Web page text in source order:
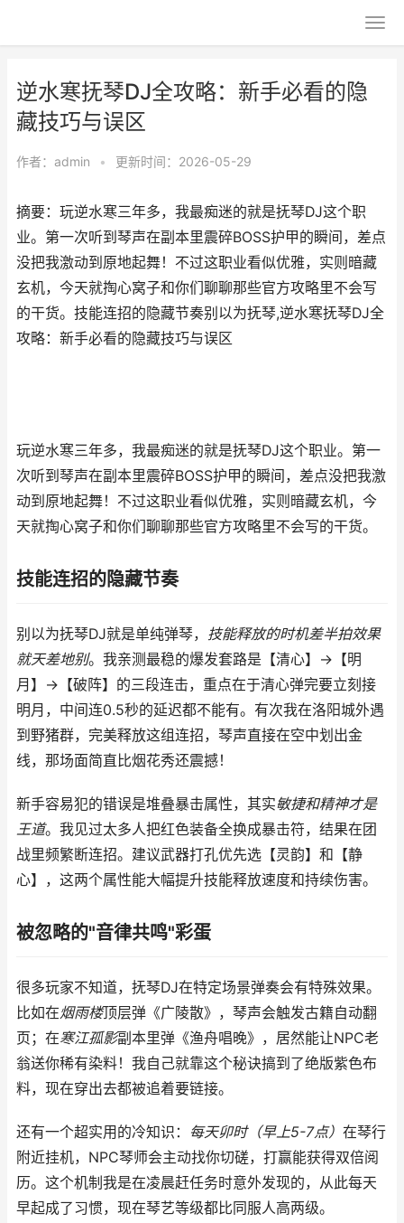
逆水寒抚琴DJ全攻略：新手必看的隐
藏技巧与误区
作者： admin • 更新时间：2026-05-29
摘要：玩逆水寒三年多，我最痴迷的就是抚琴DJ这个职
业。第一次听到琴声在副本里震碎BOSS护甲的瞬间，差点
没把我激动到原地起舞！不过这职业看似优雅，实则暗藏
玄机，今天就掏心窝子和你们聊聊那些官方攻略里不会写
的干货。技能连招的隐藏节奏别以为抚琴,逆水寒抚琴DJ全
攻略：新手必看的隐藏技巧与误区
玩逆水寒三年多，我最痴迷的就是抚琴DJ这个职业。第一
次听到琴声在副本里震碎BOSS护甲的瞬间，差点没把我激
动到原地起舞！不过这职业看似优雅，实则暗藏玄机，今
天就掏心窝子和你们聊聊那些官方攻略里不会写的干货。
技能连招的隐藏节奏
别以为抚琴DJ就是单纯弹琴， 技能释放的时机差半拍效果
就天差地别。我亲测最稳的爆发套路是【清心】→【明
月】→【破阵】的三段连击，重点在于清心弹完要立刻接
明月，中间连0.5秒的延迟都不能有。有次我在洛阳城外遇
到野猪群，完美释放这组连招，琴声直接在空中划出金
线，那场面简直比烟花秀还震撼！
新手容易犯的错误是堆叠暴击属性，其实敏捷和精神才是
王道。我见过太多人把红色装备全换成暴击符，结果在团
战里频繁断连招。建议武器打孔优先选【灵韵】和【静
心】，这两个属性能大幅提升技能释放速度和持续伤害。
被忽略的"音律共鸣"彩蛋
很多玩家不知道，抚琴DJ在特定场景弹奏会有特殊效果。
比如在烟雨楼顶层弹《广陵散》，琴声会触发古籍自动翻
页；在寒江孤影副本里弹《渔舟唱晚》，居然能让NPC老
翁送你稀有染料！我自己就靠这个秘诀搞到了绝版紫色布
料，现在穿出去都被追着要链接。
还有一个超实用的冷知识： 每天卯时（早上5-7点） 在琴行
附近挂机，NPC琴师会主动找你切磋，打赢能获得双倍阅
历。这个机制我是在凌晨赶任务时意外发现的，从此每天
早起成了习惯，现在琴艺等级都比同服人高两级。